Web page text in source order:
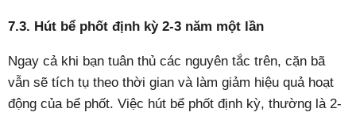
7.3. Hút bể phốt định kỳ 2-3 năm một lần
Ngay cả khi bạn tuân thủ các nguyên tắc trên, cặn bã
vẫn sẽ tích tụ theo thời gian và làm giảm hiệu quả hoạt
động của bể phốt. Việc hút bể phốt định kỳ, thường là 2-